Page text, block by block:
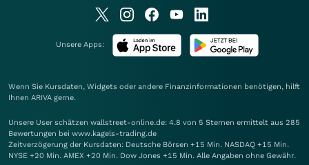
Unsere Apps:
Wenn Sie Kursdaten, Widgets oder andere Finanzinformationen benötigen, hilft
Ihnen ARIVA gerne.
Unsere User schätzen wallstreet-online.de: 4.8 von 5 Sternen ermittelt aus 285
Bewertungen bei www.kagels-trading.de
Zeitverzögerung der Kursdaten: Deutsche Börsen +15 Min. NASDAQ +15 Min.
NYSE +20 Min. AMEX +20 Min. Dow Jones +15 Min. Alle Angaben ohne Gewähr.